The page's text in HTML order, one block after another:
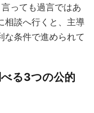
っても過言ではあ
相談へ行くと、主導
な条件で進められて
る3つの公的